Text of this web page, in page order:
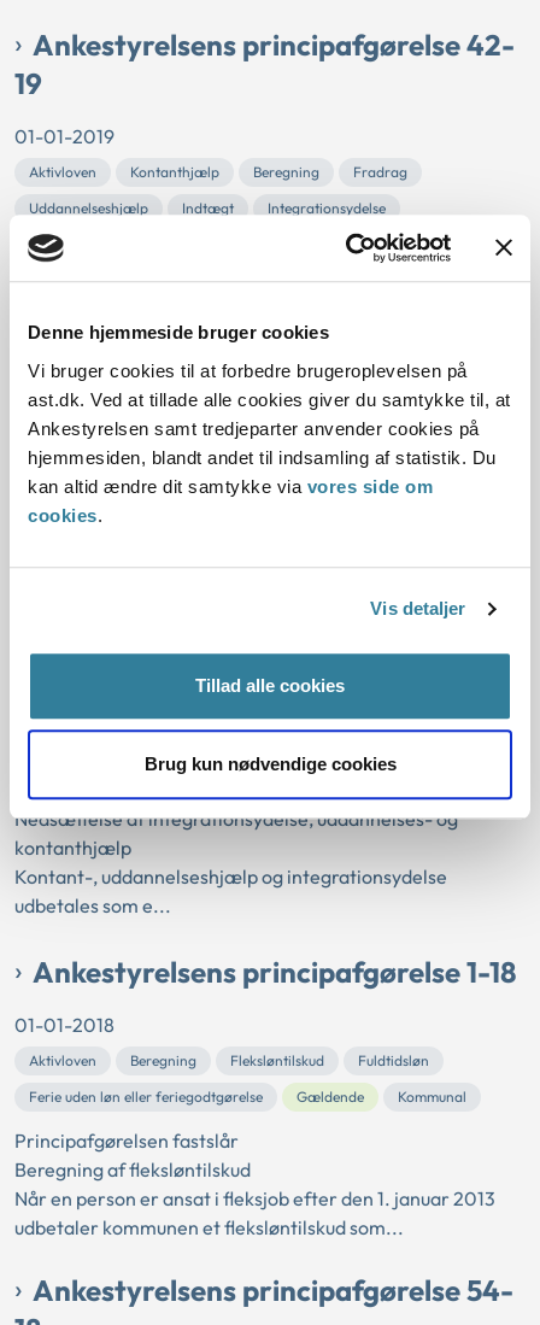
Denne hjemmeside bruger cookies
Vi bruger cookies til at forbedre brugeroplevelsen på
ast.dk. Ved at tillade alle cookies giver du samtykke til, at
Ankestyrelsen samt tredjeparter anvender cookies på
hjemmesiden, blandt andet til indsamling af statistik. Du
kan altid ændre dit samtykke via vores side om
cookies.
Vis detaljer
Tillad alle cookies
Brug kun nødvendige cookies
Ankestyrelsens principafgørelse 42-
19
01-01-2019
Aktivloven Kontanthjælp Beregning
Fradrag
Uddannelseshjælp
Indtægt
Integrationsydelse
Ægtefælles indtægt
Stor indtægt
Arbejdstimefradrag
Gældende Kommunal
Principafgørelsen samler praksis om, hvordan man trækker
Indtægter trækkes som udgangspunkt fra i kontanthjælp,
uddannel...
Ankestyrelsens principmeddelelse
91-19
01-01-2019
Uddannelseshjælp
Principmeddelelsen fastslår
Nedsættelse af integrationsydelse, uddannelses- og
kontanthjælp
Kontant-, uddannelseshjælp og integrationsydelse
udbetales som e...
Ankestyrelsens principafgørelse 1-18
01-01-2018
Aktivloven Beregning Fleksløntilskud
Fuldtidsløn
Ferie uden løn eller feriegodtgørelse
Gældende Kommunal
Principafgørelsen fastslår
Beregning af fleksløntilskud
Når en person er ansat i fleksjob efter den 1. januar 2013
udbetaler kommunen et fleksløntilskud som...
Ankestyrelsens principafgørelse 54-